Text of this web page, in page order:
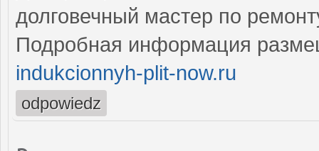
долговечный мастер по
Подробная информация
indukcionnyh-plit-now.ru
odpowiedz